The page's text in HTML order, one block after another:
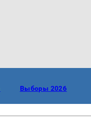
Выборы 2026